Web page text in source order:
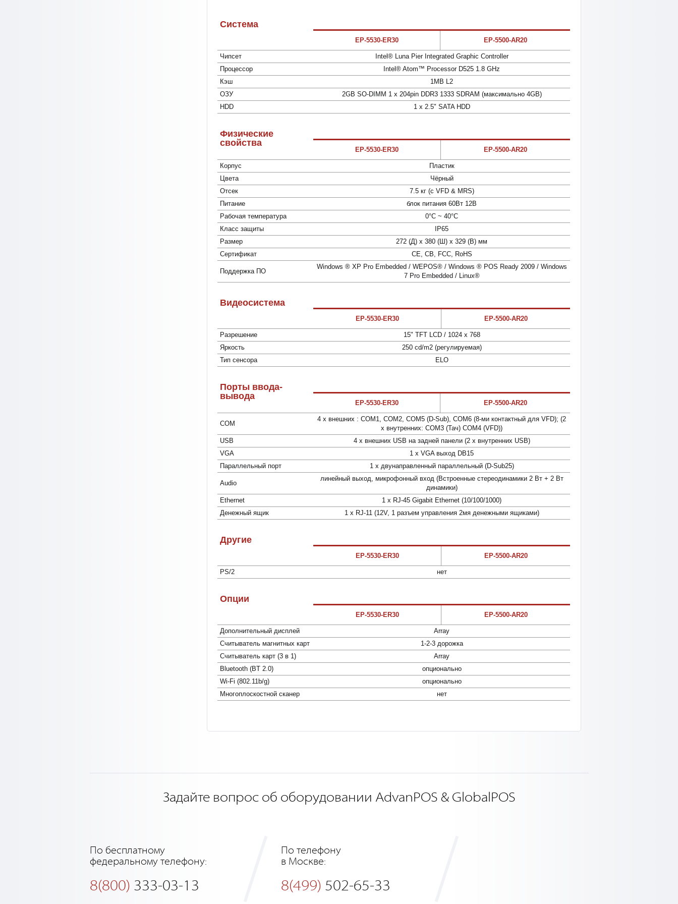
Система
EP-5530-ER30 EP-5500-AR20
Чипсет
Intel® Luna Pier Integrated Graphic Controller
Процессор
Intel® Atom™ Processor D525 1.8 GHz
Кэш
1MB L2
ОЗУ
2GB SO-DIMM 1 x 204pin DDR3 1333 SDRAM (максимально 4GB)
HDD
1 x 2.5" SATA HDD
Физические
свойства
EP-5530-ER30 EP-5500-AR20
Корпус
Пластик
Цвета
Чёрный
Отсек
7.5 кг (с VFD & MRS)
Питание
блок питания 60Вт 12В
Рабочая температура
0°C ~ 40°C
Класс защиты
IP65
Размер
272 (Д) x 380 (Ш) x 329 (В) мм
Сертификат
CE, CB, FCC, RoHS
Поддержка ПО
Windows ® XP Pro Embedded / WEPOS® / Windows ® POS Ready 2009 / Windows
7 Pro Embedded / Linux®
Видеосистема
EP-5530-ER30 EP-5500-AR20
Разрешение
15" TFT LCD / 1024 x 768
Яркость
250 cd/m2 (регулируемая)
Тип сенсора
ELO
Порты ввода-
вывода
EP-5530-ER30 EP-5500-AR20
COM
4 x внешних : COM1, COM2, COM5 (D-Sub), COM6 (8-ми контактный для VFD); (2
x внутренних: COM3 (Тач) COM4 (VFD))
USB
4 х внешних USB на задней панели (2 х внутренних USB)
VGA
1 x VGA выход DB15
Параллельный порт
1 х двунаправленный параллельный (D-Sub25)
Audio
линейный выход, микрофонный вход (Встроенные стереодинамики 2 Вт + 2 Вт
динамики)
Ethernet
1 x RJ-45 Gigabit Ethernet (10/100/1000)
Денежный ящик
1 х RJ-11 (12V, 1 разъем управления 2мя денежными ящиками)
Другие
EP-5530-ER30 EP-5500-AR20
PS/2 нет
Опции
EP-5530-ER30 EP-5500-AR20
Дополнительный дисплей
Array
Cчитыватель магнитных карт
1-2-3 дорожка
Считыватель карт (3 в 1)
Array
Bluetooth (BT 2.0)
опционально
Wi-Fi (802.11b/g)
опционально
Многоплоcкостной сканер
нет
Задайте вопрос об оборудовании AdvanPOS & GlobalPOS
По бесплатному
федеральному телефону:
8(800) 333-03-13
По телефону
в Москве:
8(499) 502-65-33